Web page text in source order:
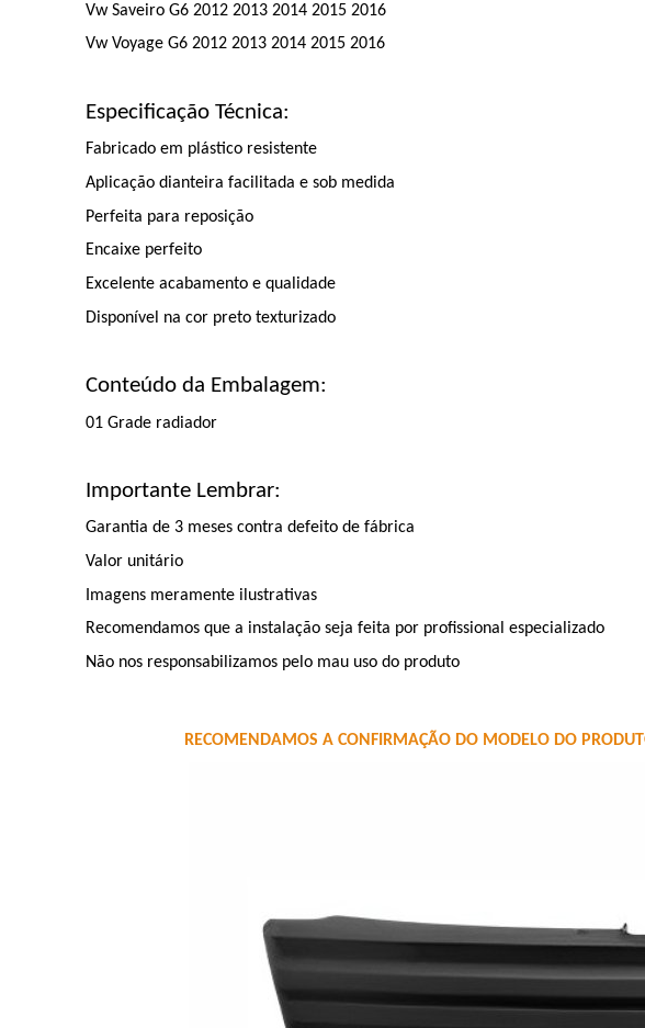
Vw Saveiro G6 2012 2013 2014 2015 2016
Vw Voyage G6 2012 2013 2014 2015 2016
Especificação Técnica:
Fabricado em plástico resistente
Aplicação dianteira facilitada e sob medida
Perfeita para reposição
Encaixe perfeito
Excelente acabamento e qualidade
Disponível na cor preto texturizado
Conteúdo da Embalagem:
01 Grade radiador
Importante Lembrar:
Garantia de 3 meses contra defeito de fábrica
Valor unitário
Imagens meramente ilustrativas
Recomendamos que a instalação seja feita por profissional especializado
Não nos responsabilizamos pelo mau uso do produto
RECOMENDAMOS A CONFIRMAÇÃO DO MODELO DO